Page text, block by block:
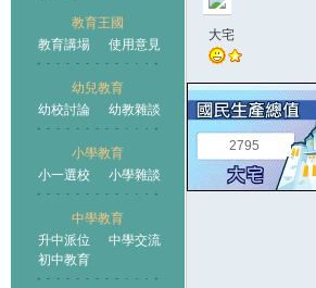
教育王國
教育講場
使用意見
幼兒教育
幼校討論
幼教雜談
小學教育
小一選校
小學雜談
中學教育
升中派位
中學交流
初中教育
王國
大宅
2795